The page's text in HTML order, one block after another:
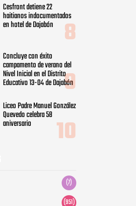
Cesfront detiene 22
haitianos indocumentados
en hotel de Dajabón
Concluye con éxito
campamento de verano del
Nivel Inicial en el Distrito
Educativo 13-04 de Dajabón
Liceo Padre Manuel González
Quevedo celebra 58
aniversario
(7)
(951)